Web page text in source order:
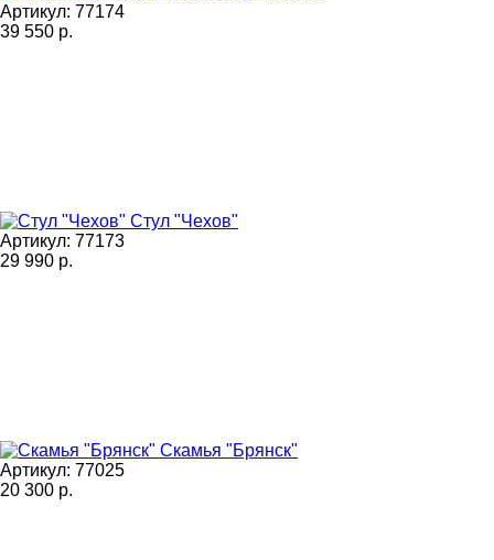
Артикул: 77174
39 550 р.
Стул "Чехов"
Артикул: 77173
29 990 р.
Скамья "Брянск"
Артикул: 77025
20 300 р.